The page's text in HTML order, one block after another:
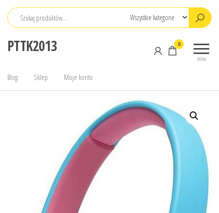
Przejdź
PTTK2013
Menu
0
Blog Sklep Moje konto